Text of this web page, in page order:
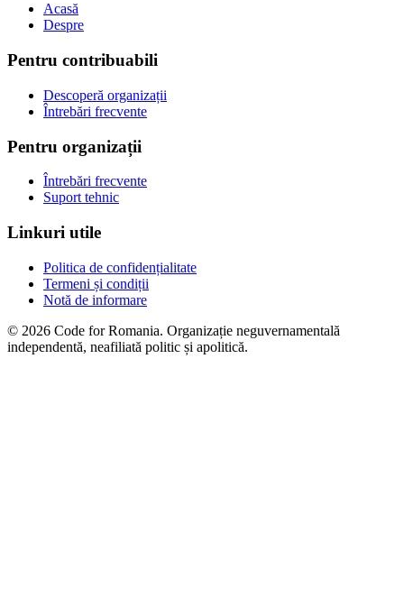
Acasă
Despre
Pentru contribuabili
Descoperă organizații
Întrebări frecvente
Pentru organizații
Întrebări frecvente
Suport tehnic
Linkuri utile
Politica de confidențialitate
Termeni și condiții
Notă de informare
© 2026 Code for Romania. Organizație neguvernamentală
independentă, neafiliată politic și apolitică.